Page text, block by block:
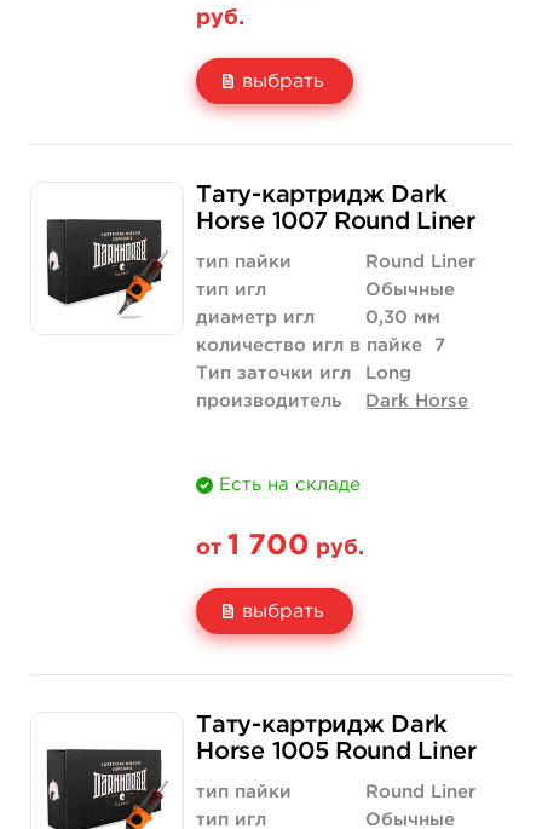
руб.
выбрать
Количество
2 040 руб.
купить
Тату-картридж Dark
Horse 1007 Round Liner
тип пайки
Round Liner
тип игл
Обычные
диаметр игл
0,30 мм
количество игл в пайке
7
Тип заточки игл
Long
производитель
Dark Horse
Есть на складе
от 1 700 руб.
выбрать
Количество
1 700 руб.
купить
Тату-картридж Dark
Horse 1005 Round Liner
тип пайки
Round Liner
тип игл
Обычные